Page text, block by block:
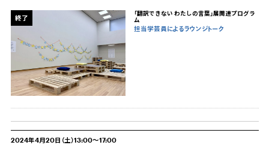
終了
「翻訳できない わたしの言葉」展関連プログラ
ム
担当学芸員によるラウンジトーク
2024年4月20日（土）13:00～17:00